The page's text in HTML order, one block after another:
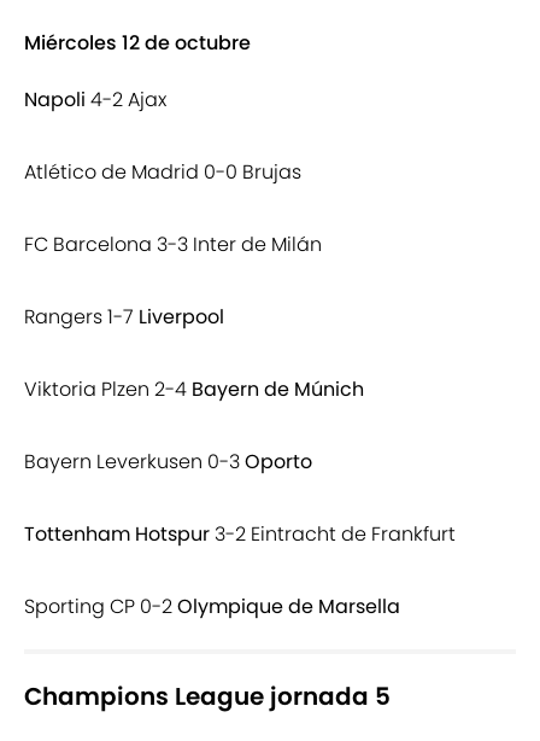
Miércoles 12 de octubre
Napoli 4-2 Ajax
Atlético de Madrid 0-0 Brujas
FC Barcelona 3-3 Inter de Milán
Rangers 1-7 Liverpool
Viktoria Plzen 2-4 Bayern de Múnich
Bayern Leverkusen 0-3Oporto
Tottenham Hotspur 3-2 Eintracht de Frankfurt
Sporting CP 0-2Olympique de Marsella
Champions League jornada 5